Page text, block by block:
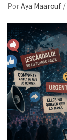
PorAya Maarouf /